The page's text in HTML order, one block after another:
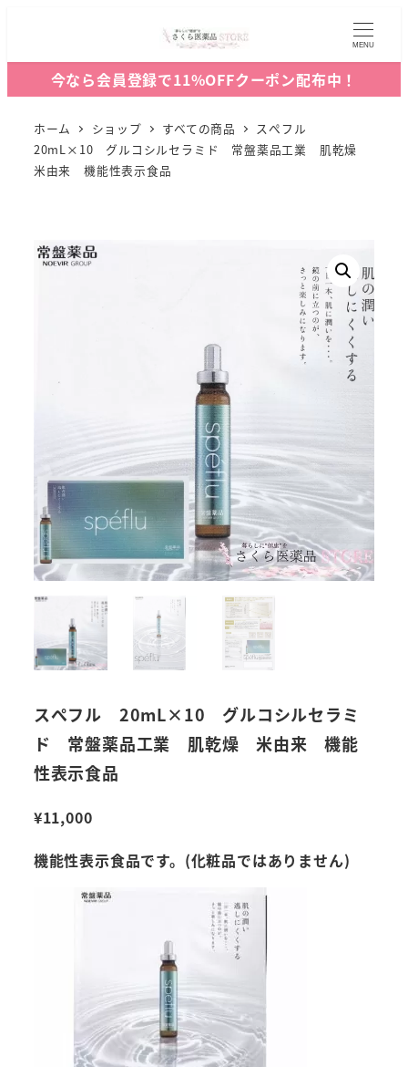
MENU
今なら会員登録で11%OFFクーポン配布中！
ホーム ショップ すべての商品
スぺフル
20mL×10 グルコシルセラミド 常盤薬品工業 肌乾燥
米由来 機能性表示食品
スぺフル 20mL×10 グルコシルセラミ
ド 常盤薬品工業 肌乾燥 米由来 機能
性表示食品
¥11,000
機能性表示食品です。(化粧品ではありません)